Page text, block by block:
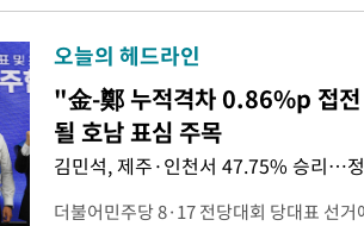
오늘의 헤드라인
"金-鄭 누적격차 0.86%p 접전
될 호남 표심 주목
김민석, 제주·인천서 47.75% 승리…
더불어민주당 8·17 전당대회 당대표 선거